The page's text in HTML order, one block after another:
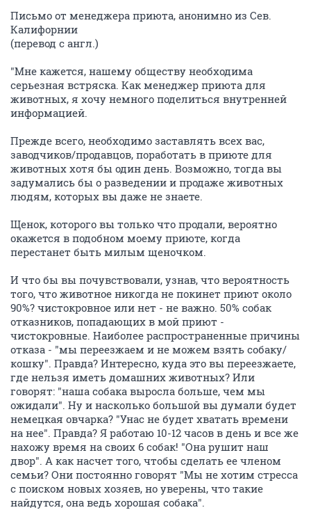
Письмо от менеджера приюта, анонимно из Сев.
Калифорнии
(перевод с англ.)
"Мне кажется, нашему обществу необходима
серьезная встряска. Как менеджер приюта для
животных, я хочу немного поделиться внутренней
информацией.
Прежде всего, необходимо заставлять всех вас,
заводчиков/продавцов, поработать в приюте для
животных хотя бы один день. Возможно, тогда вы
задумались бы о разведении и продаже животных
людям, которых вы даже не знаете.
Щенок, которого вы только что продали, вероятно
окажется в подобном моему приюте, когда
перестанет быть милым щеночком.
И что бы вы почувствовали, узнав, что вероятность
того, что животное никогда не покинет приют около
90%? чистокровное или нет - не важно. 50% собак
отказников, попадающих в мой приют -
чистокровные. Наиболее распространенные причины
отказа - "мы переезжаем и не можем взять собаку/
кошку". Правда? Интересно, куда это вы переезжаете,
где нельзя иметь домашних животных? Или
говорят: "наша собака выросла больше, чем мы
ожидали". Ну и насколько большой вы думали будет
немецкая овчарка? "Унас не будет хватать времени
на нее". Правда? Я работаю 10-12 часов в день и все же
нахожу время на своих 6 собак! "Она рушит наш
двор". А как насчет того, чтобы сделать ее членом
семьи? Они постоянно говорят "Мы не хотим стресса
с поиском новых хозяев, но уверены, что такие
найдутся, она ведь хорошая собака".